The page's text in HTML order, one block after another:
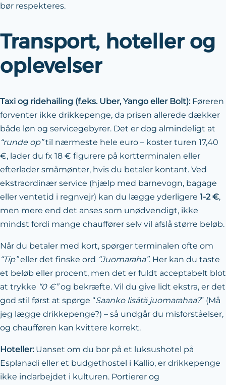
bør respekteres.
Transport, hoteller og
oplevelser
Taxi og ridehailing (f.eks. Uber, Yango eller Bolt):Føreren
forventer ikke drikkepenge, da prisen allerede dækker
både løn og servicegebyrer. Det er dog almindeligt at
“runde op”til nærmeste hele euro – koster turen 17,40
€, lader du fx 18 € figurere på kortterminalen eller
efterlader småmønter, hvis du betaler kontant. Ved
ekstraordinær service (hjælp med barnevogn, bagage
eller ventetid i regnvejr) kan du lægge yderligere 1-2 €,
men mere end det anses som unødvendigt, ikke
mindst fordi mange chauffører selv vil afslå større beløb.
Når du betaler med kort, spørger terminalen ofte om
“Tip”eller det finske ord “Juomaraha”. Her kan du taste
et beløb eller procent, men det er fuldt acceptabelt blot
at trykke “0 €”og bekræfte. Vil du give lidt ekstra, er det
god stil først at spørge “Saanko lisätä juomarahaa?” (Må
jeg lægge drikkepenge?) – så undgår du misforståelser,
og chaufføren kan kvittere korrekt.
Hoteller:Uanset om du bor på et luksushotel på
Esplanadi eller et budgethostel i Kallio, er drikkepenge
ikke indarbejdet i kulturen. Portierer og